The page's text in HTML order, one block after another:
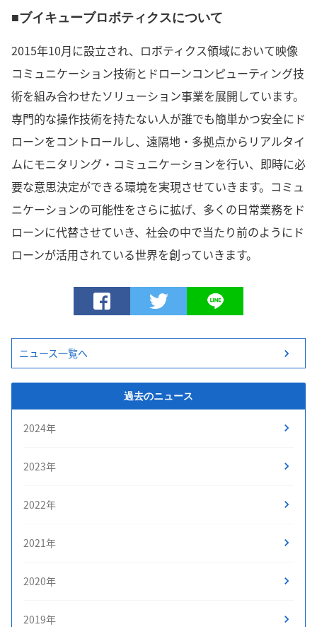
■ブイキューブロボティクスについて
2015年10月に設立され、ロボティクス領域において映像
コミュニケーション技術とドローンコンピューティング技
術を組み合わせたソリューション事業を展開しています。
専門的な操作技術を持たない人が誰でも簡単かつ安全にド
ローンをコントロールし、遠隔地・多拠点からリアルタイ
ムにモニタリング・コミュニケーションを行い、即時に必
要な意思決定ができる環境を実現させていきます。コミュ
ニケーションの可能性をさらに拡げ、多くの日常業務をド
ローンに代替させていき、社会の中で当たり前のようにド
ローンが活用されている世界を創っていきます。
ニュース一覧へ
過去のニュース
2024年
2023年
2022年
2021年
2020年
2019年